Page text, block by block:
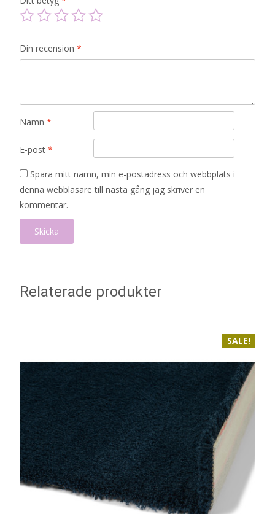
Din recension *
Namn *
E-post *
Spara mitt namn, min e-postadress och webbplats i
denna webbläsare till nästa gång jag skriver en
kommentar.
Relaterade produkter
SALE!